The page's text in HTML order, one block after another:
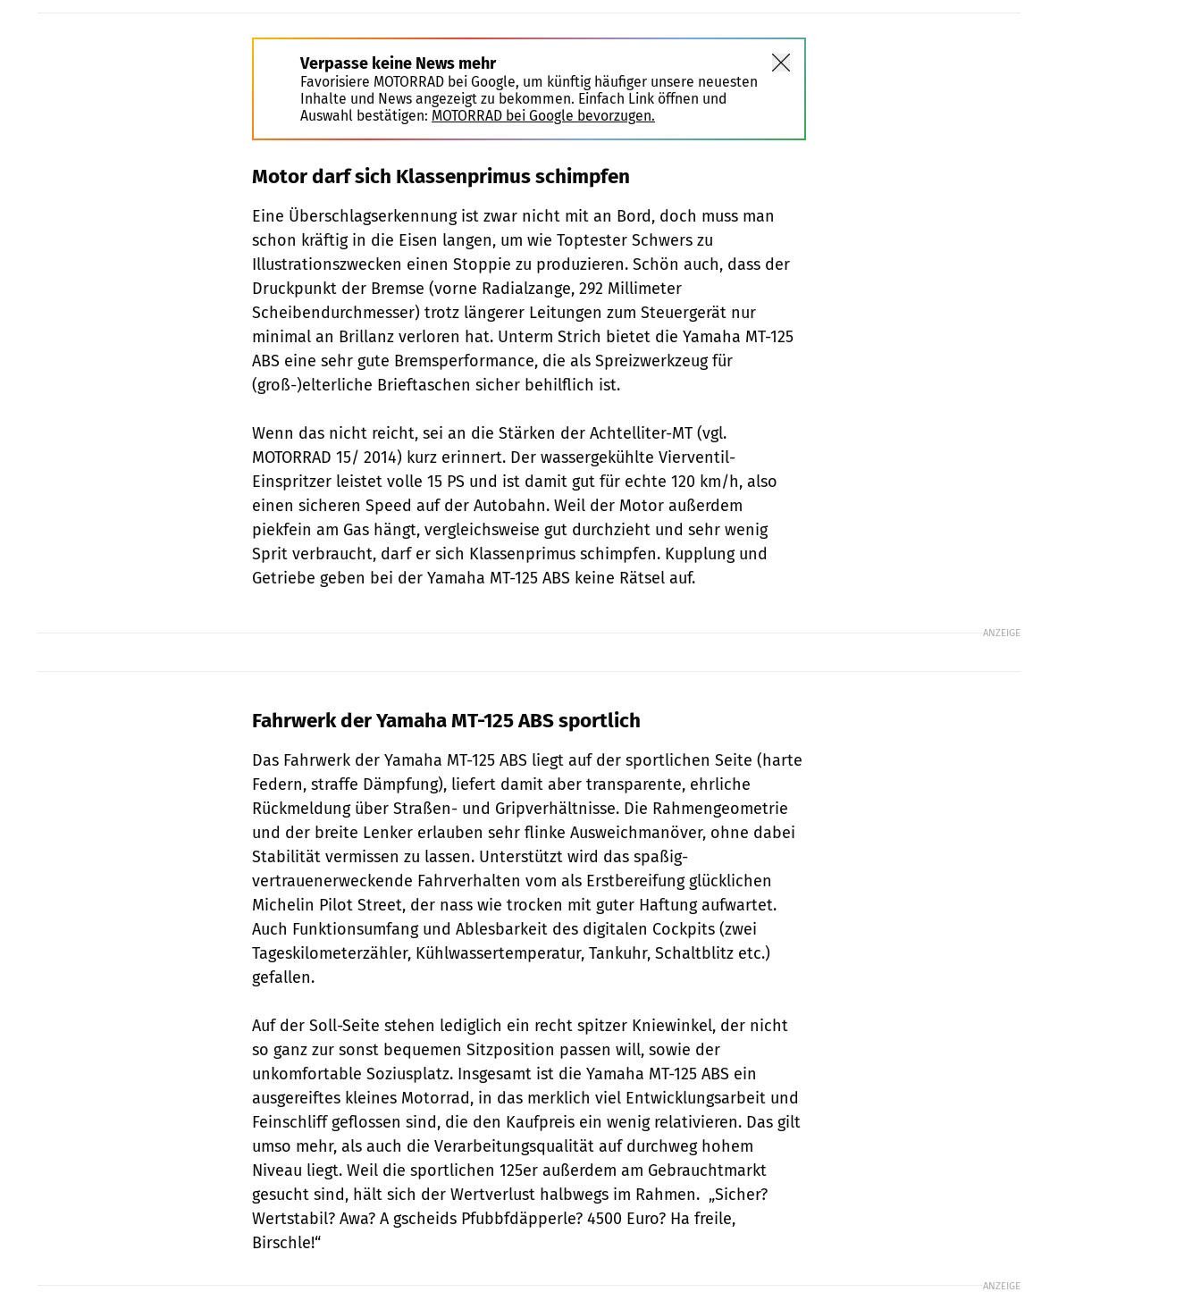
Verpasse keine News mehr
Favorisiere MOTORRAD bei Google, um künftig häufiger unsere neuesten
Inhalte und News angezeigt zu bekommen. Einfach Link öffnen und
Auswahl bestätigen: MOTORRAD bei Google bevorzugen.
Motor darf sich Klassenprimus schimpfen
Eine Überschlagserkennung ist zwar nicht mit an Bord, doch muss man
schon kräftig in die Eisen langen, um wie Toptes­ter Schwers zu
Illustrationszwecken einen Stoppie zu produzieren. Schön auch, dass der
Druckpunkt der Bremse (vorne Radialzange, 292 Millimeter
Scheibendurchmesser) trotz längerer Leitungen zum Steuer­gerät nur
minimal an Brillanz verloren hat. Unterm Strich bietet die Yamaha MT-125
ABS eine sehr gute Brems­performance, die als Spreizwerkzeug für
(groß-)elterliche Brieftaschen sicher behilflich ist.
Wenn das nicht reicht, sei an die Stärken der Achtelliter-MT (vgl.
MOTORRAD 15/ 2014) kurz erinnert. Der wassergekühlte Vierventil-
Einspritzer leistet volle 15 PS und ist damit gut für echte 120 km/h, also
einen sicheren Speed auf der Autobahn. Weil der Motor außerdem
piekfein am Gas hängt, vergleichsweise gut durchzieht und sehr wenig
Sprit verbraucht, darf er sich Klassenprimus schimpfen. Kupplung und
Getriebe geben bei der Yamaha MT-125 ABS keine Rätsel auf.
ANZEIGE
Fahrwerk der Yamaha MT-125 ABS sportlich
Das Fahrwerk der Yamaha MT-125 ABS liegt auf der sportlichen Seite (harte
Federn, straffe Dämpfung), liefert damit aber transparente, ehrliche
Rückmeldung über Straßen- und Gripverhältnisse. Die Rahmengeometrie
und der breite Lenker erlauben sehr flinke Ausweichma­növer, ohne dabei
Stabilität vermissen zu lassen. Unterstützt wird das spaßig-
vertrauenerweckende Fahrverhalten vom als Erstbereifung glücklichen
Michelin Pilot Street, der nass wie trocken mit guter Haftung aufwartet.
Auch Funktionsumfang und Ablesbarkeit des digitalen Cockpits (zwei
Tageskilometerzähler, Kühlwassertemperatur, Tankuhr, Schaltblitz etc.)
gefallen.
Auf der Soll-Seite stehen lediglich ein recht spitzer Kniewinkel, der nicht
so ganz zur sonst bequemen Sitzposition passen will, sowie der
unkomfortable Soziusplatz. Insgesamt ist die Yamaha MT-125 ABS ein
ausgereiftes kleines Motorrad, in das merklich viel Entwicklungsarbeit und
Feinschliff geflossen sind, die den Kaufpreis ein wenig rela­tivieren. Das gilt
umso mehr, als auch die Ver­arbeitungsqualität auf durchweg hohem
Niveau liegt. Weil die sportlichen 125er außerdem am Gebrauchtmarkt
gesucht sind, hält sich der Wertverlust halbwegs im Rahmen. „Sicher?
Wertstabil? Awa? A gscheids Pfubbfdäpperle? 4500 Euro? Ha freile,
Birschle!“
ANZEIGE